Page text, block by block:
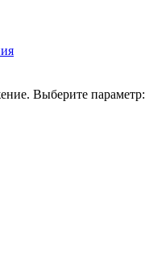
Выберите параметр: